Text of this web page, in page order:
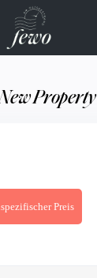
Property
Preis